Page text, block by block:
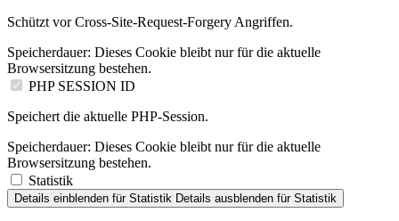
Schützt vor Cross-Site-Request-Forgery Angriffen.
Speicherdauer: Dieses Cookie bleibt nur für die aktuelle
Browsersitzung bestehen.
PHP SESSION ID
Speichert die aktuelle PHP-Session.
Speicherdauer: Dieses Cookie bleibt nur für die aktuelle
Browsersitzung bestehen.
Statistik
Details einblenden für Statistik Details ausblenden für Statistik